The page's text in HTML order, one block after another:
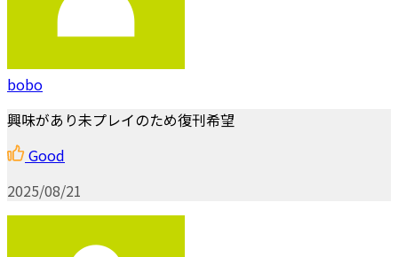
bobo
興味があり未プレイのため復刊希望
Good
2025/08/21